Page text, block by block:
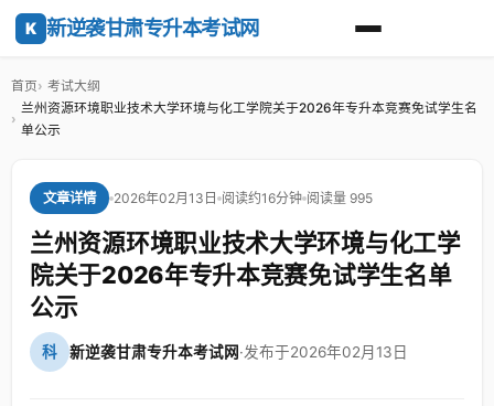
K 新逆袭甘肃专升本考试网
首页
考试大纲
兰州资源环境职业技术大学环境与化工学院关于2026年专升本竞赛免试学生名
单公示
文章详情 2026年02月13日 阅读约16分钟 阅读量 995
兰州资源环境职业技术大学环境与化工学
院关于2026年专升本竞赛免试学生名单
公示
科 新逆袭甘肃专升本考试网·发布于2026年02月13日